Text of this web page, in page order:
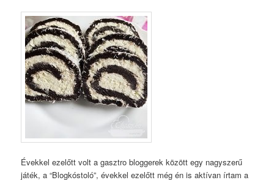
Évekkel ezelőtt volt a gasztro bloggerek között egy nagyszerű
játék, a “Blogkóstoló”, évekkel ezelőtt még én is aktívan írtam a